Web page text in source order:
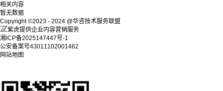
相关内容
暂无数据
Copyright ©2023 - 2024 @华咨技术服务联盟
紫虎提供企业内容营销服务
湘ICP备2025147447号-1
公安备案号43011102001462
网站地图